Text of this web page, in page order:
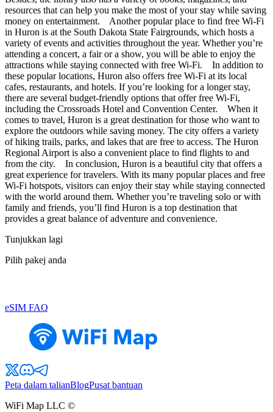
resources that can help you make the most of your stay while saving
money on entertainment. Another popular place to find free Wi-Fi
in Huron is at the South Dakota State Fairgrounds, which hosts a
variety of events and activities throughout the year. Whether you’re
attending a concert, a fair or a show, you will be able to enjoy the
attractions while staying connected with free Wi-Fi. In addition to
these popular locations, Huron also offers free Wi-Fi at its local
cafes, restaurants, and hotels. If you’re looking for a longer stay,
there are several budget-friendly options that offer free Wi-Fi,
including the Crossroads Hotel and Convention Center. When it
comes to travel, Huron is a great destination for those who want to
explore the outdoors while saving money. The city offers a variety
of hiking trails, parks, and lakes that are free to access. The Huron
Regional Airport is also a convenient place to find flights to and
from the city. In conclusion, Huron is a beautiful city that offers a
great experience for travelers. With its many popular places and free
Wi-Fi hotspots, visitors can enjoy their stay while staying connected
with the world around them. Whether you’re traveling solo or with
family and friends, you’ll find Huron is a top destination that
provides a great balance of adventure and convenience.
Tunjukkan lagi
Pilih pakej anda
eSIM FAQ
Peta dalam talianBlogPusat bantuan
WiFi Map LLC ©